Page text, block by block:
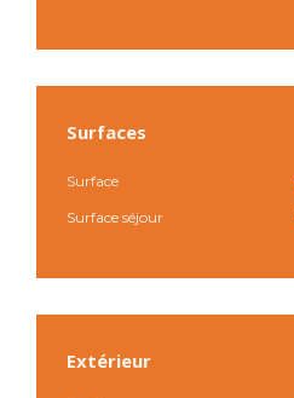
Surfaces
Surface
Surface séjour
Extérieur